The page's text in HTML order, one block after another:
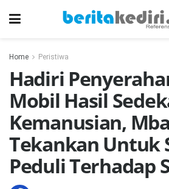
Home Peristiwa
Hadiri
Mobil Hasil
Kemanusian,
Tekankan Untuk
Peduli Terhadap